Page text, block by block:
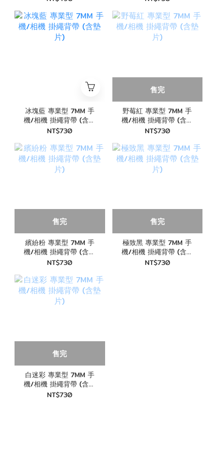
冰塊藍 專業型 7MM 手
機/相機 掛繩背帶 (含墊
片)
NT$730
售完
野莓紅 專業型 7MM 手
機/相機 掛繩背帶 (含墊
片)
NT$730
售完
繽紛粉 專業型 7MM 手
機/相機 掛繩背帶 (含墊
片)
NT$730
售完
極致黑 專業型 7MM 手
機/相機 掛繩背帶 (含墊
片)
NT$730
售完
白迷彩 專業型 7MM 手
機/相機 掛繩背帶 (含墊
片)
NT$730